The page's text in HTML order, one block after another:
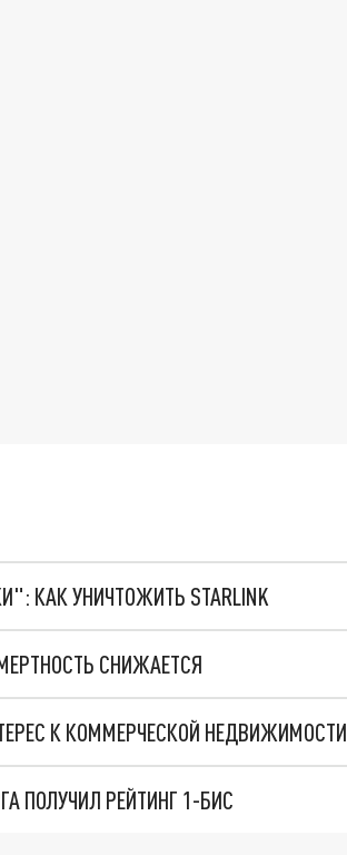
КАК УНИЧТОЖИТЬ STARLINK
СНИЖАЕТСЯ
К КОММЕРЧЕСКОЙ НЕДВИЖИМОСТИ
ПОЛУЧИЛ РЕЙТИНГ 1-БИС